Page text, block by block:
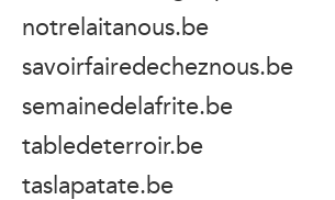
notrelaitanous.be
savoirfairedecheznous.be
semainedelafrite.be
tabledeterroir.be
taslapatate.be